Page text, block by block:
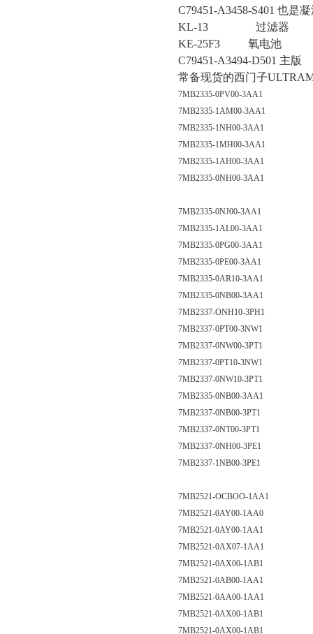
C79451-A3458-S401 也是
KL-13 过滤器
KE-25F3 氧电池
C79451-A3494-D501 主版
常备现货的西门子
7MB2335-0PV00-3AA1
7MB2335-1AM00-3AA1
7MB2335-1NH00-3AA1
7MB2335-1MH00-3AA1
7MB2335-1AH00-3AA1
7MB2335-0NH00-3AA1
7MB2335-0NJ00-3AA1
7MB2335-1AL00-3AA1
7MB2335-0PG00-3AA1
7MB2335-0PE00-3AA1
7MB2335-0AR10-3AA1
7MB2335-0NB00-3AA1
7MB2337-ONH10-3PH1
7MB2337-0PT00-3NW1
7MB2337-0NW00-3PT1
7MB2337-0PT10-3NW1
7MB2337-0NW10-3PT1
7MB2335-0NB00-3AA1
7MB2337-0NB00-3PT1
7MB2337-0NT00-3PT1
7MB2337-0NH00-3PE1
7MB2337-1NB00-3PE1
7MB2521-OCBOO-1AA1
7MB2521-0AY00-1AA0
7MB2521-0AY00-1AA1
7MB2521-0AX07-1AA1
7MB2521-0AX00-1AB1
7MB2521-0AB00-1AA1
7MB2521-0AA00-1AA1
7MB2521-0AX00-1AB1
7MB2521-0AX00-1AB1